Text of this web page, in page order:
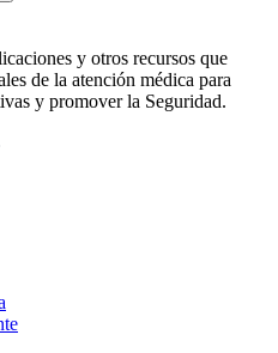
y otros recursos que
de la atención médica para
y promover la Seguridad.